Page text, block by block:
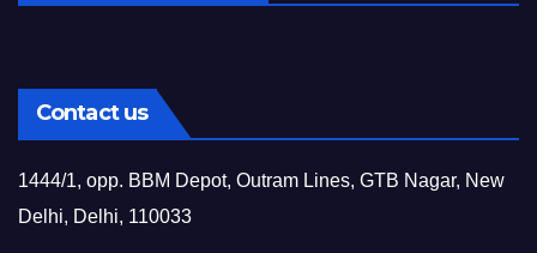
Contact us
1444/1, opp. BBM Depot, Outram Lines, GTB Nagar, New
Delhi, Delhi, 110033